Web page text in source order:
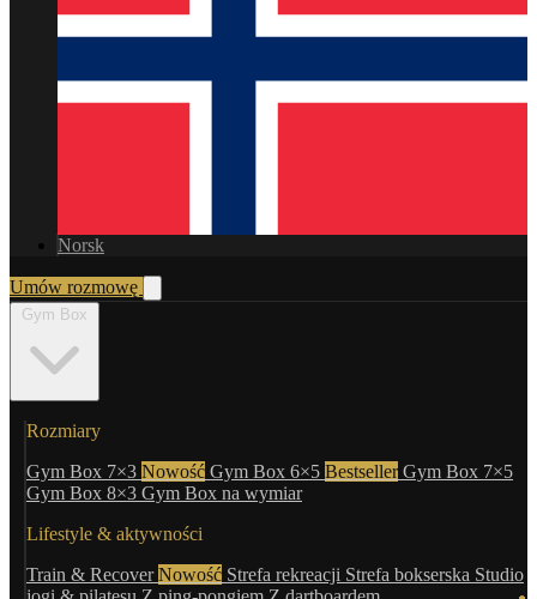
Norsk
Umów rozmowę
Gym Box
Rozmiary
Gym Box 7×3 Nowość Gym Box 6×5 Bestseller Gym Box 7×5
Gym Box 8×3 Gym Box na wymiar
Lifestyle & aktywności
Train & Recover Nowość Strefa rekreacji Strefa bokserska Studio